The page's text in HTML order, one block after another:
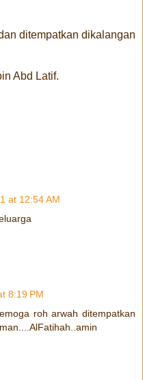
ditempatkan dikalangan
Abd Latif.
at 12:54 AM
8:19 PM
roh arwah ditempatkan